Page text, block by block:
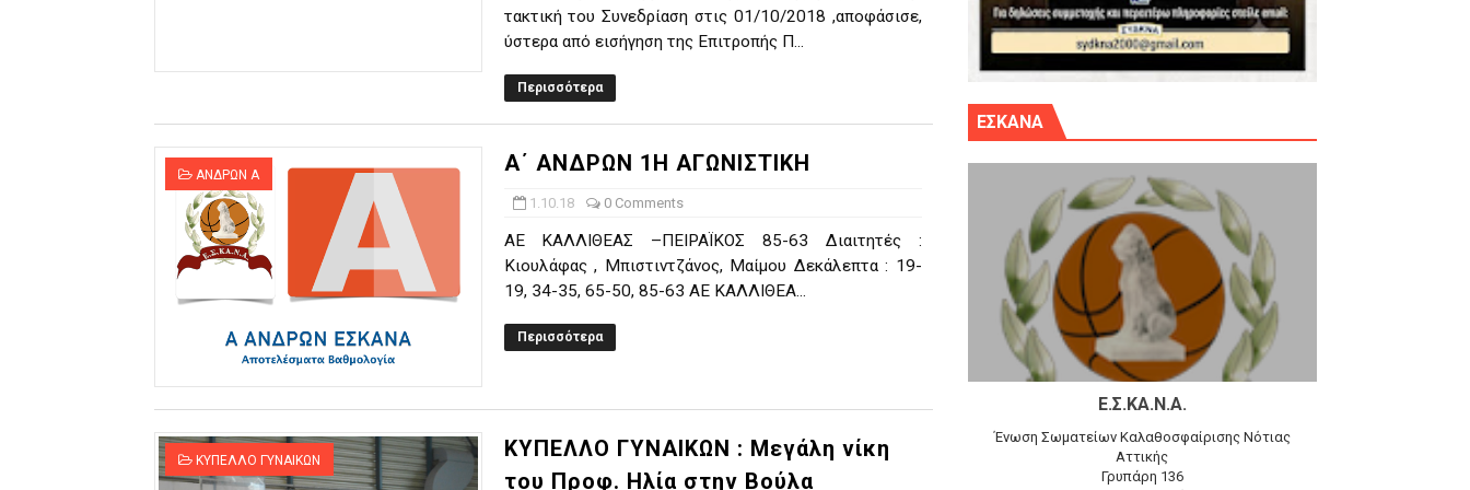
ΧΡΟΝΙΑ ΠΟΛΛΑ ΣΤΟ ΕΛΛΗΝΙΚΟ ΜΠΑΣΚΕΤ : 39Η ΕΠΕΤΕΙΟΣ ΑΠΟ ΤΟ ΕΠΟΣ ΤΟΥ 1987
Ο δρόμος για τον 29ο τελικό κυπέλλου ανδρών ΕΣΚΑΝΑ Μανδραϊκός Προοδευτική στο νέο κλ. Αγίου Δημητρίου την Κυριακή 14.6.26
U21: Τεράστια πρόκριση για τον Πανελευσινιακό στον τελικό αύριο με Αρετσού (το video του αγώνα)
Γ΄ανδρών play offs : "Σκληρό" καρύδι η Φιλία Περάματος έφερε την σειρά στα ίσια (1-1) νίκησε τον Προφήτη Ηλία 78-74 στα Καμίνια
Play off B εφήβων Β φάση Στο f4 ΑΕ Ρέντη, Πέρα , Ερμής Αργυρ. και Δραπετσώνα
τακτική του Συνεδρίαση στις 01/10/2018 ,αποφάσισε,
ύστερα από εισήγηση της Επιτροπής Π...
Περισσότερα
ΑΝΔΡΩΝ Α Α΄ ΑΝΔΡΩΝ 1Η ΑΓΩΝΙΣΤΙΚΗ
1.10.18 0 Comments
ΑΕ ΚΑΛΛΙΘΕΑΣ –ΠΕΙΡΑΪΚΟΣ 85-63 Διαιτητές :
Κιουλάφας , Μπιστιντζάνος, Μαίμου Δεκάλεπτα : 19-
19, 34-35, 65-50, 85-63 ΑΕ ΚΑΛΛΙΘΕΑ...
Περισσότερα
ΚΥΠΕΛΛΟ ΓΥΝΑΙΚΩΝ
ΚΥΠΕΛΛΟ ΓΥΝΑΙΚΩΝ : Μεγάλη νίκη
του Προφ. Ηλία στην Βούλα
ΕΣΚΑΝΑ
Ε.Σ.ΚΑ.Ν.Α.
Ένωση Σωματείων Καλαθοσφαίρισης Νότιας
Αττικής
Γρυπάρη 136